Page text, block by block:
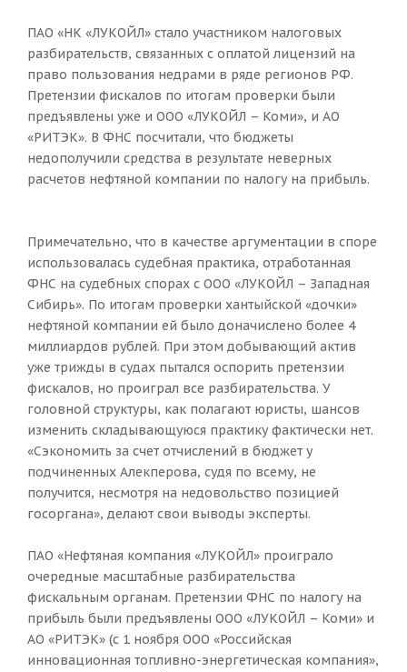
ПАО «НК «ЛУКОЙЛ» стало участником налоговых
разбирательств, связанных с оплатой лицензий на
право пользования недрами в ряде регионов РФ.
Претензии фискалов по итогам проверки были
предъявлены уже и ООО «ЛУКОЙЛ – Коми», и АО
«РИТЭК». В ФНС посчитали, что бюджеты
недополучили средства в результате неверных
расчетов нефтяной компании по налогу на прибыль.
Примечательно, что в качестве аргументации в споре
использовалась судебная практика, отработанная
ФНС на судебных спорах с ООО «ЛУКОЙЛ – Западная
Сибирь». По итогам проверки хантыйской «дочки»
нефтяной компании ей было доначислено более 4
миллиардов рублей. При этом добывающий актив
уже трижды в судах пытался оспорить претензии
фискалов, но проиграл все разбирательства. У
головной структуры, как полагают юристы, шансов
изменить складывающуюся практику фактически нет.
«Сэкономить за счет отчислений в бюджет у
подчиненных Алекперова, судя по всему, не
получится, несмотря на недовольство позицией
госоргана», делают свои выводы эксперты.
ПАО «Нефтяная компания «ЛУКОЙЛ» проиграло
очередные масштабные разбирательства
фискальным органам. Претензии ФНС по налогу на
прибыль были предъявлены ООО «ЛУКОЙЛ – Коми» и
АО «РИТЭК» (с 1 ноября ООО «Российская
инновационная топливно-энергетическая компания»,